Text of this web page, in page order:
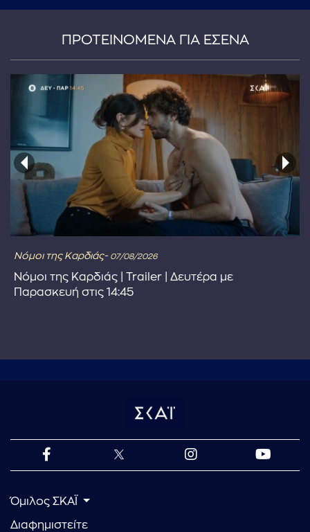
ΠΡΟΤΕΙΝΟΜΕΝΑ ΓΙΑ ΕΣΕΝΑ
Νόμοι της Καρδιάς- 07/08/2026
Νόμοι της Καρδιάς | Trailer | Δευτέρα με
Παρασκευή στις 14:45
Όμιλος ΣΚΑΪ
Διαφημιστείτε